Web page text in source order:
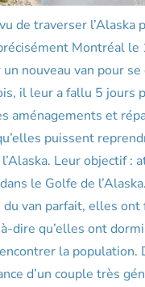
de traverser l’Alaska
Montréal
nouveau van pour
il leur a fallu 5 jours
aménagements et
puissent
Leur objectif :
le Golfe de l’Alaska.
van parfait, elles ont
dire qu’elles ont
la population.
d’un couple très